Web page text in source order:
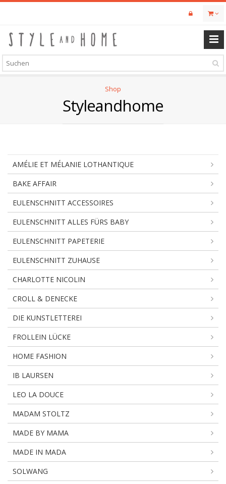
Skip
content
Shop
Styleandhome
AMÉLIE ET MÉLANIE LOTHANTIQUE
BAKE AFFAIR
EULENSCHNITT ACCESSOIRES
EULENSCHNITT ALLES FÜRS BABY
EULENSCHNITT PAPETERIE
EULENSCHNITT ZUHAUSE
CHARLOTTE NICOLIN
CROLL & DENECKE
DIE KUNSTLETTEREI
FROLLEIN LÜCKE
HOME FASHION
IB LAURSEN
LEO LA DOUCE
MADAM STOLTZ
MADE BY MAMA
MADE IN MADA
SOLWANG